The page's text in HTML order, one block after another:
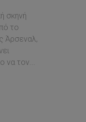
σκηνή
το
Άρσεναλ,
να τον...